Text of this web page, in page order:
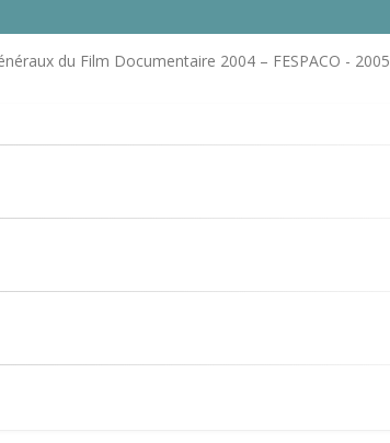
du Film Documentaire 2004 – FESPACO - 2005